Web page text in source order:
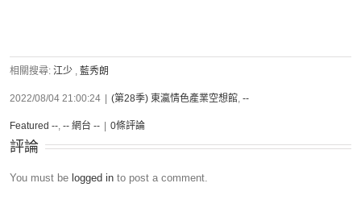
相關搜尋: 江少 , 藍秀朗
2022/08/04 21:00:24 (第28季) 東瀛情色產業空想館, --
Featured --, -- 網台 -- 0條評論
評論
You must be logged in to post a comment.